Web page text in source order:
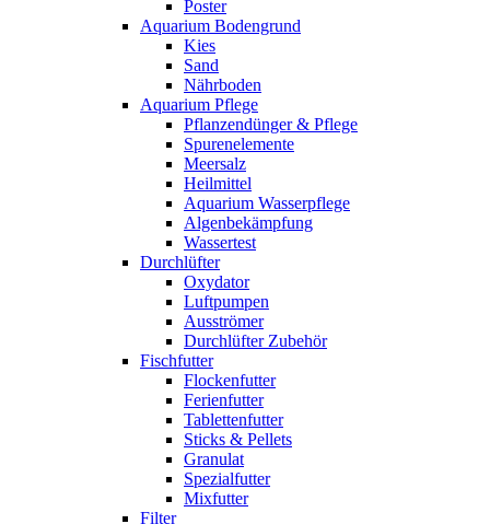
Poster
Aquarium Bodengrund
Kies
Sand
Nährboden
Aquarium Pflege
Pflanzendünger & Pflege
Spurenelemente
Meersalz
Heilmittel
Aquarium Wasserpflege
Algenbekämpfung
Wassertest
Durchlüfter
Oxydator
Luftpumpen
Ausströmer
Durchlüfter Zubehör
Fischfutter
Flockenfutter
Ferienfutter
Tablettenfutter
Sticks & Pellets
Granulat
Spezialfutter
Mixfutter
Filter